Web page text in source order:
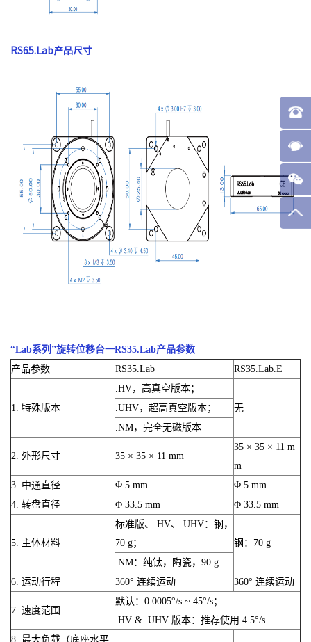
RS65.Lab产品尺寸
“Lab系列”旋转位移台一RS35.Lab产品参数
产品参数
RS35.Lab RS35.Lab.E
1. 特殊版本
.HV，高真空版本；
无
.UHV，超高真空版本；
.NM，完全无磁版本
2. 外形尺寸 35 × 35 × 11 mm
35 × 35 × 11 m
m
3. 中通直径
Φ 5 mm
Φ 5 mm
4. 转盘直径
Φ 33.5 mm Φ 33.5 mm
5. 主体材料
标准版、.HV、.UHV：钢，
70 g；
钢：70 g
.NM：纯钛，陶瓷，90 g
6. 运动行程
360° 连续运动 360° 连续运动
7. 速度范围
默认：0.0005°/s ~ 45°/s；
.HV & .UHV 版本：推荐使用 4.5°/s
8. 最大负载（底座水平